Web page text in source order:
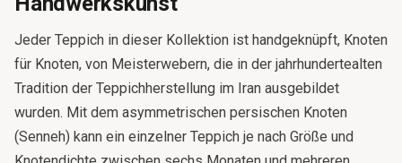
Jeder Teppich in dieser Kollektion ist handgeknüpft, Knoten
für Knoten, von Meisterwebern, die in der jahrhundertealten
Tradition der Teppichherstellung im Iran ausgebildet
wurden. Mit dem asymmetrischen persischen Knoten
(Senneh) kann ein einzelner Teppich je nach Größe und